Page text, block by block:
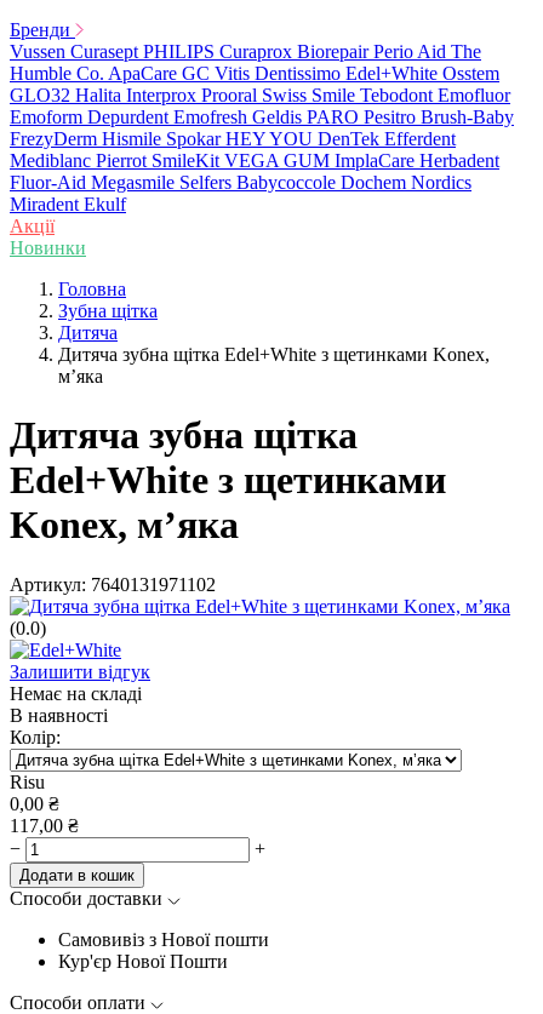
Бренди
Vussen Curasept PHILIPS Curaprox Biorepair Perio Aid The
Humble Co. ApaCare GC Vitis Dentissimo Edel+White Osstem
GLO32 Halita Interprox Prooral Swiss Smile Tebodont Emofluor
Emoform Depurdent Emofresh Geldis PARO Pesitro Brush-Baby
FrezyDerm Hismile Spokar HEY YOU DenTek Efferdent
Mediblanc Pierrot SmileKit VEGA GUM ImplaCare Herbadent
Fluor-Aid Megasmile Selfers Babycoccole Dochem Nordics
Miradent Ekulf
Акції
Новинки
Головна
Зубна щітка
Дитяча
Дитяча зубна щітка Edel+White з щетинками Konex,
мʼяка
Дитяча зубна щітка
Edel+White з щетинками
Konex, мʼяка
Артикул: 7640131971102
(0.0)
Залишити відгук
Немає на складі
В наявності
Колір:
Risu
0,00 ₴
117,00 ₴
−
+
Додати в кошик
Способи доставки
Самовивіз з Нової пошти
Кур'єр Нової Пошти
Способи оплати